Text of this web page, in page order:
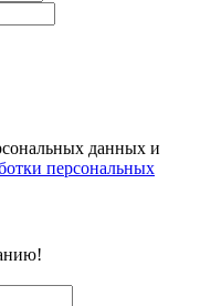
данных и
персональных